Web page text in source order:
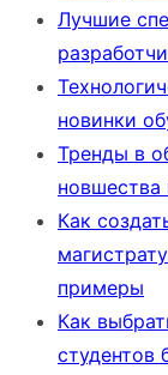
Лучшие
новинки
Тренды в
новшества
Как
примеры
Как
студентов